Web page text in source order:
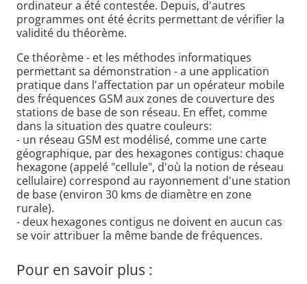
ordinateur a été contestée. Depuis, d'autres
programmes ont été écrits permettant de vérifier la
validité du théorème.
Ce théorème - et les méthodes informatiques
permettant sa démonstration - a une application
pratique dans l'affectation par un opérateur mobile
des fréquences GSM aux zones de couverture des
stations de base de son réseau. En effet, comme
dans la situation des quatre couleurs:
- un réseau GSM est modélisé, comme une carte
géographique, par des hexagones contigus: chaque
hexagone (appelé "cellule", d'où la notion de réseau
cellulaire) correspond au rayonnement d'une station
de base (environ 30 kms de diamètre en zone
rurale).
- deux hexagones contigus ne doivent en aucun cas
se voir attribuer la même bande de fréquences.
Pour en savoir plus :